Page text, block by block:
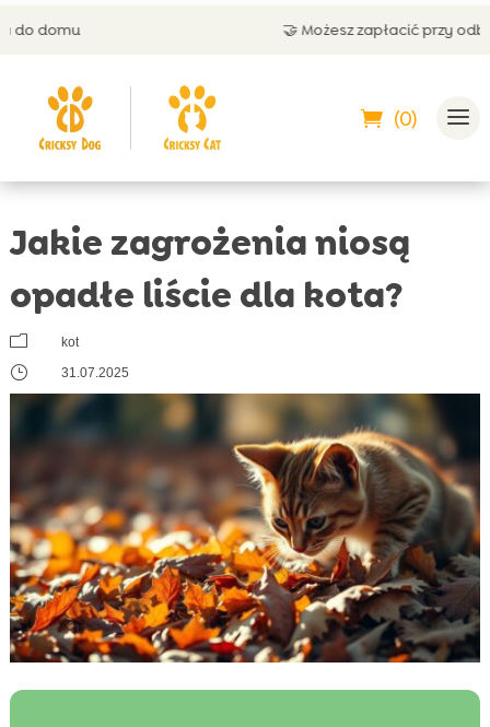
🤝 Możesz zapłacić przy odbiorze
(0)
Jakie zagrożenia niosą
opadłe liście dla kota?
m kot
} 31.07.2025